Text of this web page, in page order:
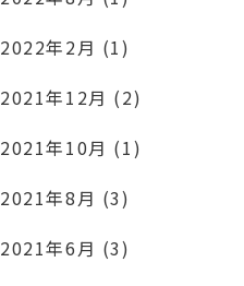
2022年2月 (1)
2021年12月 (2)
2021年10月 (1)
2021年8月 (3)
2021年6月 (3)